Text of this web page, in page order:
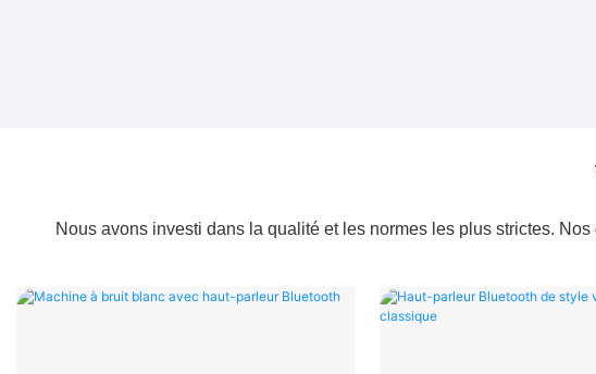
Nous avons investi dans la qualité et les normes les plus strictes.